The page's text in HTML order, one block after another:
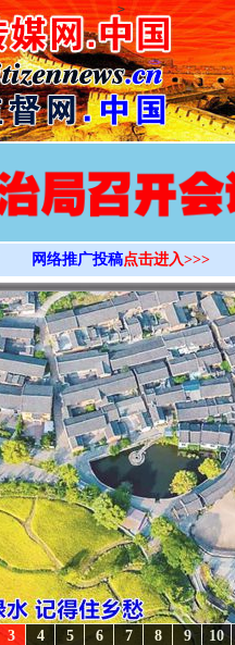
>
网络推广投稿点击进入>>>
10
9
8
7
6
5
4
3